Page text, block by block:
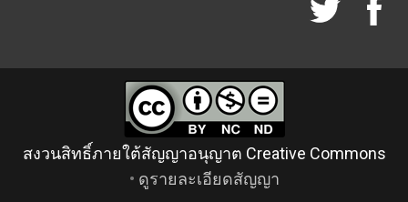
สงวนสิทธิ์ภายใต้สัญญาอนุญาต Creative Commons
• ดูรายละเอียดสัญญา